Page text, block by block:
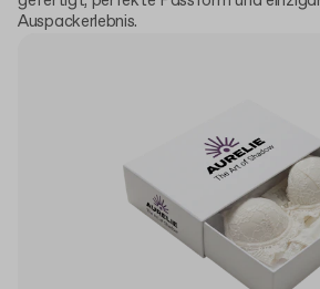
Auspackerlebnis.